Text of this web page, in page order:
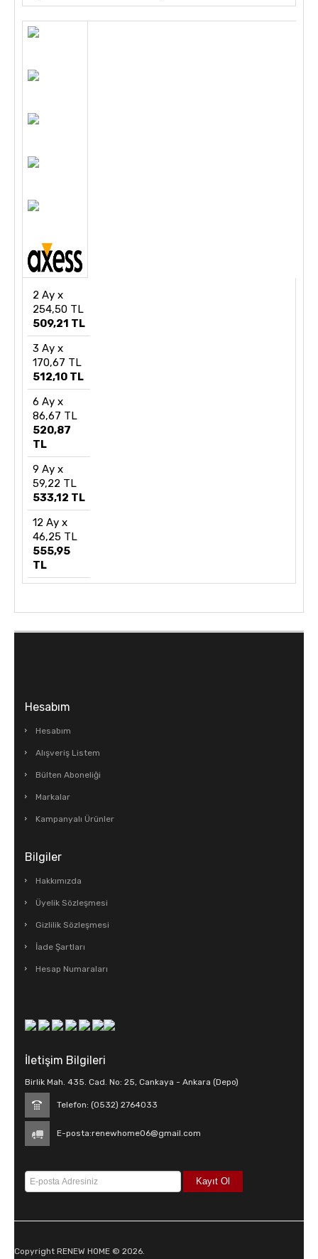
2 Ay x
254,50 TL
509,21 TL
3 Ay x
170,67 TL
512,10 TL
6 Ay x
86,67 TL
520,87
TL
9 Ay x
59,22 TL
533,12 TL
12 Ay x
46,25 TL
555,95
TL
Hesabım
Hesabım
Alışveriş Listem
Bülten Aboneliği
Markalar
Kampanyalı Ürünler
Bilgiler
Hakkımızda
Üyelik Sözleşmesi
Gizlilik Sözleşmesi
İade Şartları
Hesap Numaraları
İletişim Bilgileri
Birlik Mah. 435. Cad. No: 25, Cankaya - Ankara (Depo)
Telefon: (0532) 2764033
E-posta:renewhome06@gmail.com
Copyright RENEW HOME © 2026.